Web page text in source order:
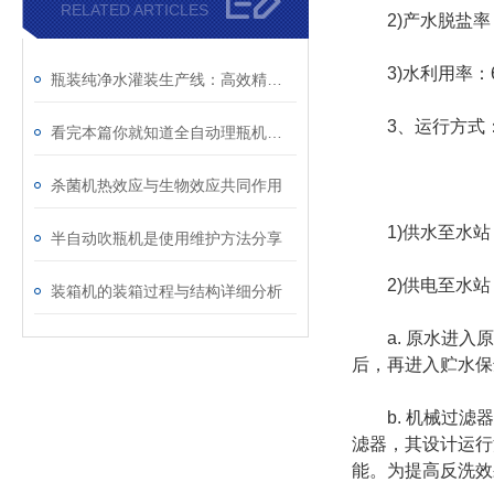
RELATED ARTICLES
杀菌机热效应与生物效应共同作用
半自动吹瓶机是使用维护方法分享
装箱机的装箱过程与结构详细分析
2)产水脱盐率
3)水利用率：
3、运行方式：
1)供水至水站
2)供电至水站
a. 原水进入原
后，再进入贮水
b. 机械过滤器
滤器，其设计运
能。为提高反洗